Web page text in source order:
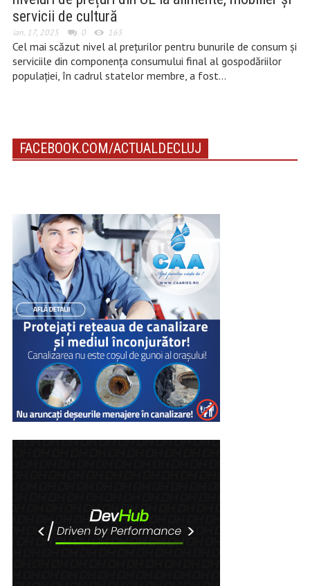
servicii de cultură
ian. 17, 2025 0 165
Cel mai scăzut nivel al prețurilor pentru bunurile de consum și
serviciile din componența consumului final al gospodăriilor
populației, în cadrul statelor membre, a fost…
FACEBOOK.COM/ACTUALDECLUJ